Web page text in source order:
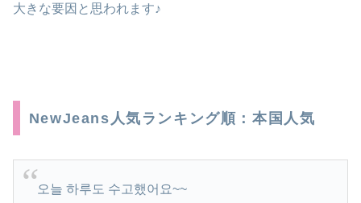
大きな要因と思われます♪
NewJeans人気ランキング順：本国人気
오늘 하루도 수고했어요~~